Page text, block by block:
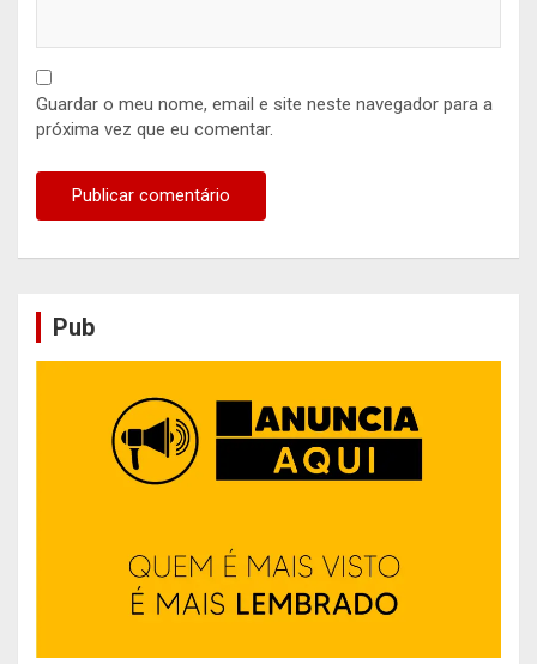
Guardar o meu nome, email e site neste navegador para a
próxima vez que eu comentar.
Pub